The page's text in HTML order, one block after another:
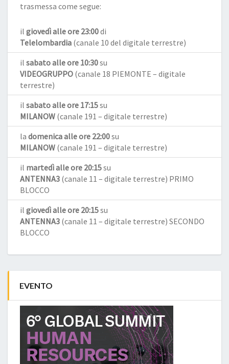
trasmessa come segue:
il giovedì alle ore 23:00di
Telelombardia (canale 10 del digitale terrestre)
il sabato alle ore 10:30su
VIDEOGRUPPO (canale 18 PIEMONTE – digitale
terrestre)
il sabato alle ore 17:15su
MILANOW (canale 191 – digitale terrestre)
la domenica alle ore 22:00su
MILANOW (canale 191 – digitale terrestre)
il martedì alle ore 20:15su
ANTENNA3 (canale 11 – digitale terrestre) PRIMO
BLOCCO
il giovedì alle ore 20:15su
ANTENNA3 (canale 11 – digitale terrestre) SECONDO
BLOCCO
EVENTO